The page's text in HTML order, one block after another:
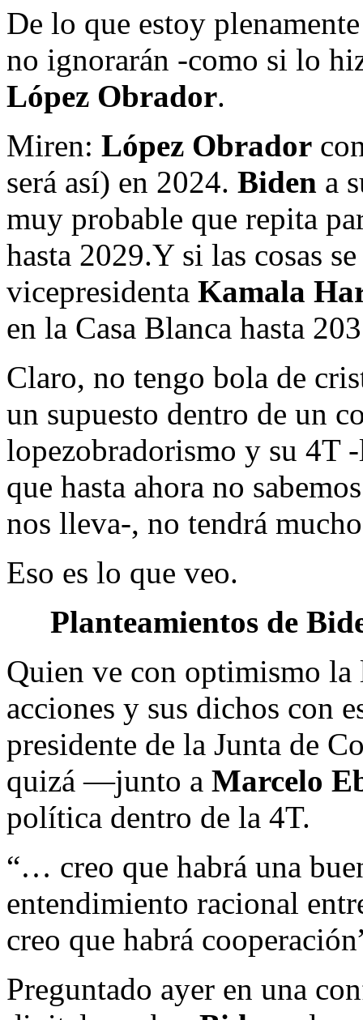
De lo que estoy
no ignorarán -como si lo
López Obrador.
Miren: López Obrador
será así) en 2024. Biden a
muy probable que repita
hasta 2029.Y si las cosas
vicepresidenta Kamala
en la Casa Blanca hasta
Claro, no tengo bola de
un supuesto dentro de un
lopezobradorismo y su 4T
que hasta ahora no
nos lleva-, no tendrá
Eso es lo que veo.
Planteamientos de
Quien ve con optimismo
acciones y sus dichos con
presidente de la Junta de
quizá —junto a Marcelo
política dentro de la 4T.
“… creo que habrá una
entendimiento racional
creo que habrá
Preguntado ayer en una